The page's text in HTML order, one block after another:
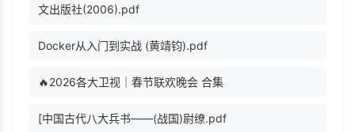
文出版社(2006).pdf
Docker从入门到实战 (黄靖钧).pdf
🔥2026各大卫视｜春节联欢晚会 合集
[中国古代八大兵书——(战国)尉缭.pdf